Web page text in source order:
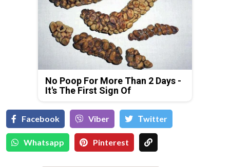
No Poop For More Than 2 Days -
It's The First Sign Of
Facebook Viber Тwitter
Whatsapp Pinterest